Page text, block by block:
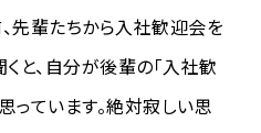
先輩たちから入社歓迎会を
くと、自分が後輩の「入社歓
っています。絶対寂しい思